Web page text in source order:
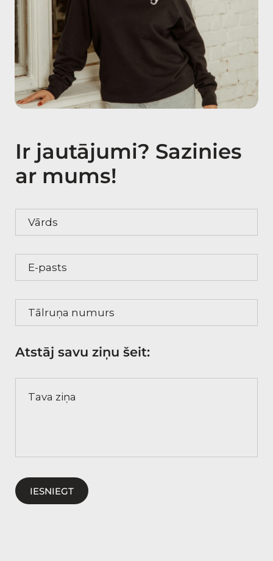
Ir jautājumi? Sazinies
ar mums!
Atstāj savu ziņu šeit:
IESNIEGT